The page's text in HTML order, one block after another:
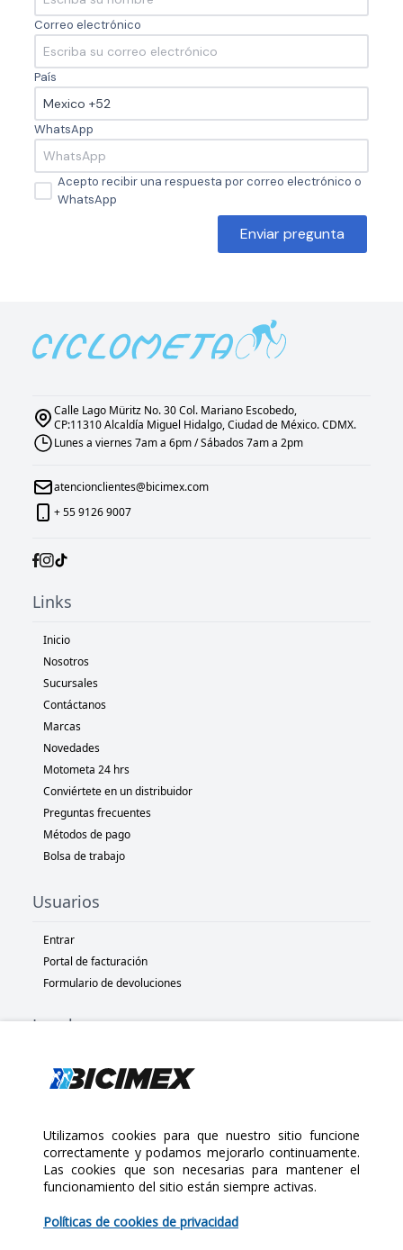
$300.00
Correo electrónico
País
WhatsApp
Acepto recibir una respuesta por correo electrónico o
WhatsApp
Enviar pregunta
Calle Lago Müritz No. 30 Col. Mariano Escobedo,
CP:11310 Alcaldía Miguel Hidalgo, Ciudad de México. CDMX.
Lunes a viernes 7am a 6pm / Sábados 7am a 2pm
atencionclientes@bicimex.com
+ 55 9126 9007
Links
Inicio
Nosotros
Sucursales
Contáctanos
Marcas
Novedades
Motometa 24 hrs
Conviértete en un distribuidor
Preguntas frecuentes
Métodos de pago
Bolsa de trabajo
Usuarios
Entrar
Portal de facturación
Formulario de devoluciones
Legal
Políticas de privacidad
Políticas de devolución
Copyright 2025 Bicimex®. All rights reserved. Today is Sábado,
Agosto 8, 2026
Utilizamos cookies para que nuestro sitio funcione
correctamente y podamos mejorarlo continuamente.
Las cookies que son necesarias para mantener el
funcionamiento del sitio están siempre activas.
Políticas de cookies de privacidad